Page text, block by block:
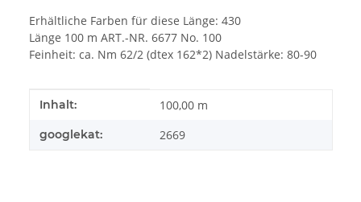
Erhältliche Farben für diese Länge: 430
Länge 100 m ART.-NR. 6677 No. 100
Feinheit: ca. Nm 62/2 (dtex 162*2) Nadelstärke: 80-90
Produkteigenschaft
Wert
Inhalt: 100,00 m
googlekat: 2669